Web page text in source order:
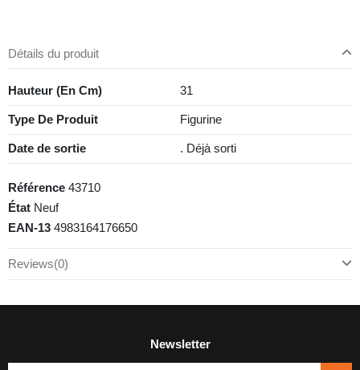
Détails du produit
Hauteur (En Cm) 31
Type De Produit Figurine
Date de sortie . Déjà sorti
Référence 43710
État Neuf
EAN-13 4983164176650
Reviews(0)
Newsletter